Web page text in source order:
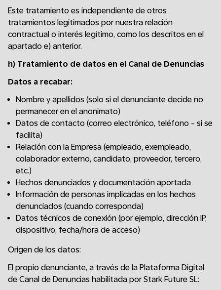
Este tratamiento es independiente de otros
tratamientos legitimados por nuestra relación
contractual o interés legítimo, como los descritos en el
apartado e) anterior.
h) Tratamiento de datos en el Canal de Denuncias
Datos a recabar:
Nombre y apellidos (solo si el denunciante decide no
permanecer en el anonimato)
Datos de contacto (correo electrónico, teléfono - si se
facilita)
Relación con la Empresa (empleado, exempleado,
colaborador externo, candidato, proveedor, tercero,
etc.)
Hechos denunciados y documentación aportada
Información de personas implicadas en los hechos
denunciados (cuando corresponda)
Datos técnicos de conexión (por ejemplo, dirección IP,
dispositivo, fecha/hora de acceso)
Origen de los datos:
El propio denunciante, a través de la Plataforma Digital
de Canal de Denuncias habilitada por Stark Future SL: